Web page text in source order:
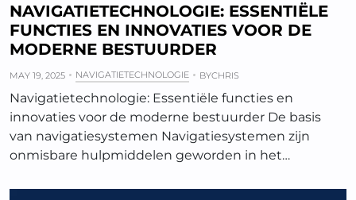
NAVIGATIETECHNOLOGIE: ESSENTIËLE
FUNCTIES EN INNOVATIES VOOR DE
MODERNE BESTUURDER
MAY 19, 2025 NAVIGATIETECHNOLOGIE BYCHRIS
Navigatietechnologie: Essentiële functies en
innovaties voor de moderne bestuurder De basis
van navigatiesystemen Navigatiesystemen zijn
onmisbare hulpmiddelen geworden in het…